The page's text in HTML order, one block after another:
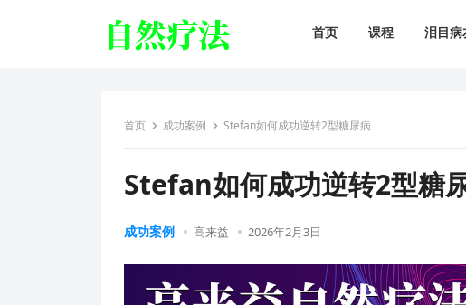
首页 课程 泪目病
首页 成功案例 Stefan如何成功逆转2型糖尿病
Stefan如何成功逆转2型糖
成功案例 高来益 2026年2月3日